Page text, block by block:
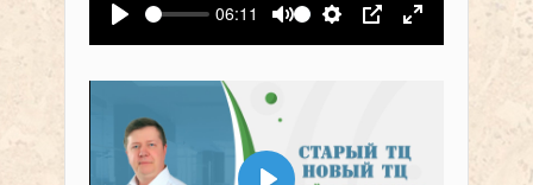
Воспроизвести
06:11
Выключить звук
Настройки
PIP На весь